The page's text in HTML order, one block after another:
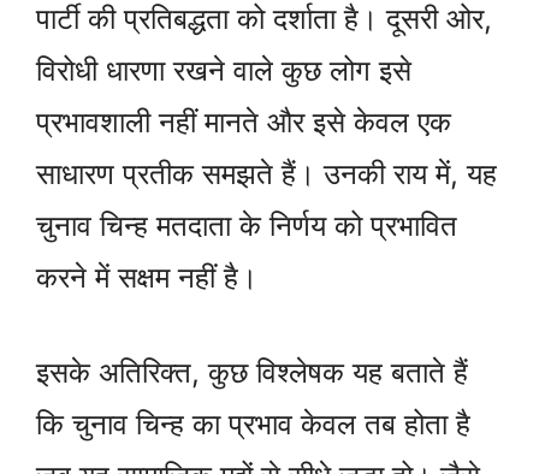
पार्टी की प्रतिबद्धता को दर्शाता है। दूसरी ओर,
विरोधी धारणा रखने वाले कुछ लोग इसे
प्रभावशाली नहीं मानते और इसे केवल एक
साधारण प्रतीक समझते हैं। उनकी राय में, यह
चुनाव चिन्ह मतदाता के निर्णय को प्रभावित
करने में सक्षम नहीं है।
इसके अतिरिक्त, कुछ विश्लेषक यह बताते हैं
कि चुनाव चिन्ह का प्रभाव केवल तब होता है